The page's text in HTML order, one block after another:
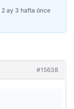
2 ay 3 hafta önce
#15638